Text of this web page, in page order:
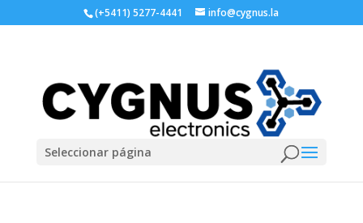
(+5411) 5277-4441 info@cygnus.la
Seleccionar página